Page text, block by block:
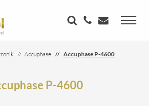
Accuphase Accuphase P-4600
P-4600